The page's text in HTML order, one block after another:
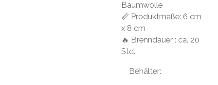
Baumwolle
📏 Produktmaße: 6 cm
x 8 cm
🔥 Brenndauer : ca. 20
Std.
Behälter: